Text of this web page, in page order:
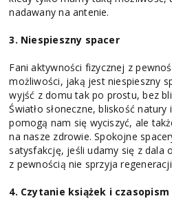
nadawany na antenie.
3. Niespieszny spacer
Fani aktywności fizycznej z
możliwości, jaką jest niespieszny
wyjść z domu tak po prostu, bez
Światło słoneczne, bliskość
pomogą nam się wyciszyć, ale
na nasze zdrowie. Spokojne
satysfakcję, jeśli udamy się z dala
z pewnością nie sprzyja
4. Czytanie książek i czasopism